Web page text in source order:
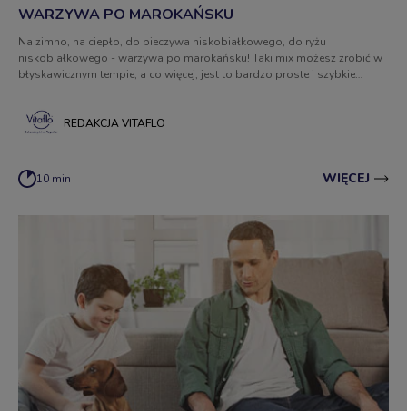
WARZYWA PO MAROKAŃSKU
Na zimno, na ciepło, do pieczywa niskobiałkowego, do ryżu
niskobiałkowego - warzywa po marokańsku! Taki mix możesz zrobić w
błyskawicznym tempie, a co więcej, jest to bardzo proste i szybkie
REDAKCJA VITAFLO
10 min WIĘCEJ